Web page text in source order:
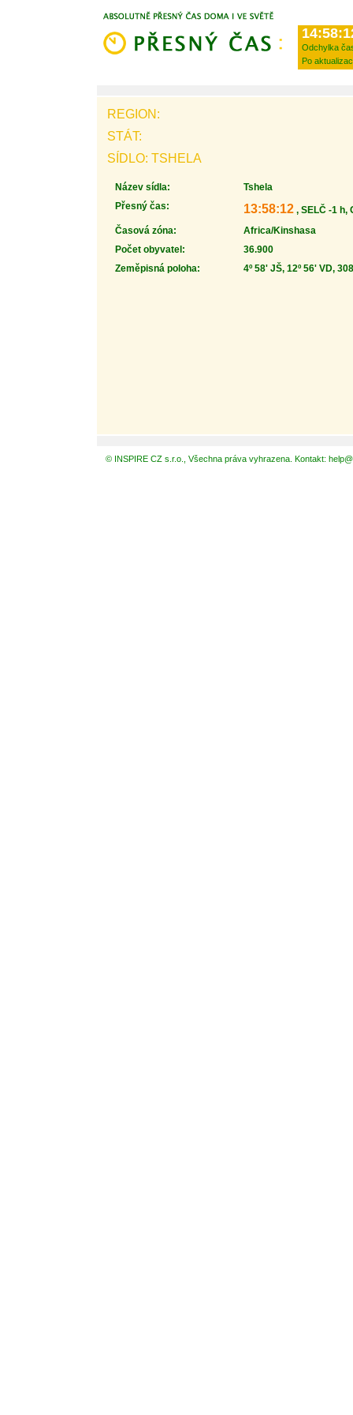
Odchylka
Po
REGION:
STÁT:
SÍDLO: TSHELA
Název sídla:
Tshela
Přesný čas:
13:58:12 , SELČ -1 h,
Časová zóna:
Africa/Kinshasa
Počet obyvatel:
36.900
Zeměpisná poloha:
4º 58' JŠ, 12º 56' VD,
© INSPIRE CZ s.r.o., Všechna práva vyhrazena. Kontakt: